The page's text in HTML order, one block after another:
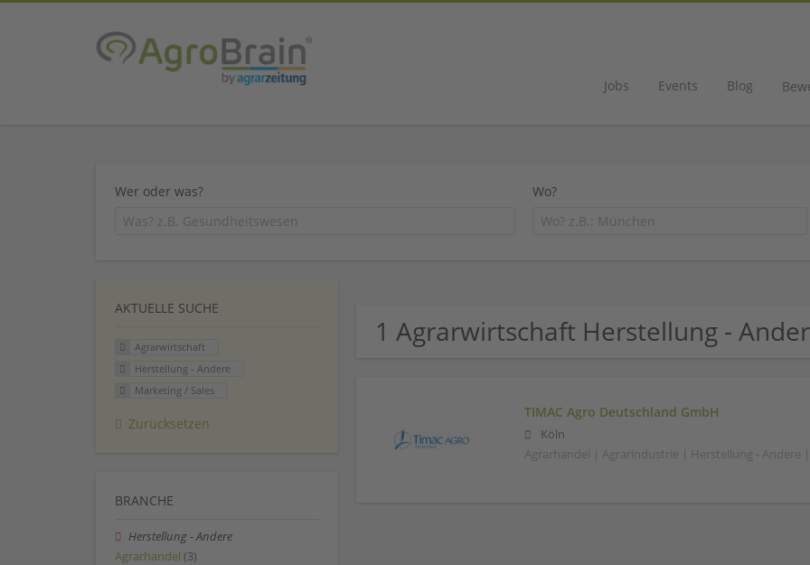
Jobs Events Blog
Wer oder was? Wo?
1 Agrarwirtschaft Herstellung -
TIMAC Agro Deutschland GmbH
Köln
Agrarhandel | Agrarindustrie | Herstellung - Andere
AKTUELLE SUCHE
Agrarwirtschaft
Herstellung - Andere
Marketing / Sales
Zurücksetzen
BRANCHE
Herstellung - Andere
Agrarhandel (3)